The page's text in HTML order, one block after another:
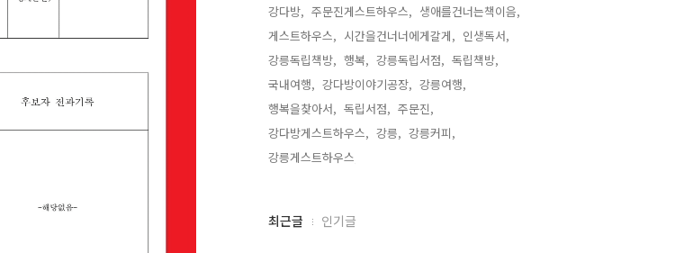
강다방, 주문진게스트하우스, 생애를건너는책이음,
게스트하우스, 시간을건너너에게갈게, 인생독서,
강릉독립책방, 행복, 강릉독립서점, 독립책방,
국내여행, 강다방이야기공장, 강릉여행,
행복을찾아서, 독립서점, 주문진,
강다방게스트하우스, 강릉, 강릉커피,
강릉게스트하우스,
최
최근글 인기글